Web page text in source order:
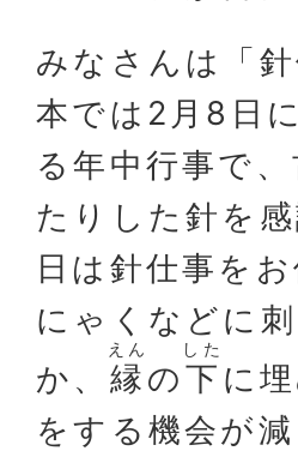
みなさんは「
本では2月8日
る年中行事で
たりした針を
日は針仕事を
にゃくなどに
か、 縁
えん
の下
した
に
をする機会が